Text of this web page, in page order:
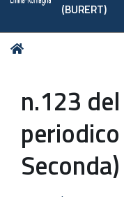
(BURERT)
Tu
n.123
Seconda)